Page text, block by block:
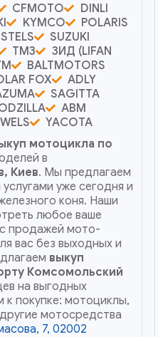
CFMOTO
DINLI
KYMCO
POLARIS
STELS
SUZUKI
ТМЗ
ЗИД (LIFAN
BALTMOTORS
FOX
ADLY
SAGITTA
ABM
WELS
YACOTA
мотоцикла по
в
Киев. Мы предлагаем
уже сегодня и
коня. Наши
любое ваше
продажей мото-
вас без выходных и
выкуп
Комсомольский
на выгодных
к покупке: мотоциклы,
мотосредства
7, 02002